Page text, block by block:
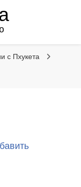
с Пхукета